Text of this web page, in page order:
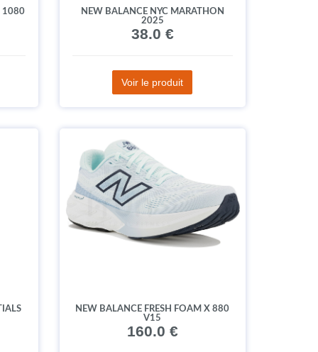
1080
NEW BALANCE NYC MARATHON
2025
38.0 €
Voir le produit
NEW BALANCE FRESH FOAM X 880
V15
160.0 €